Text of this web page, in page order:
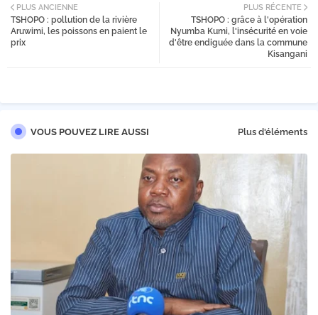
tter
PLUS RÉCENTE
TSHOPO : grâce à l'opération
Nyumba Kumi, l'insécurité en voie
d'être endiguée dans la commune
Kisangani
PLUS ANCIENNE
TSHOPO : pollution de la rivière
Aruwimi, les poissons en paient le
prix
VOUS POUVEZ LIRE AUSSI Plus d'éléments